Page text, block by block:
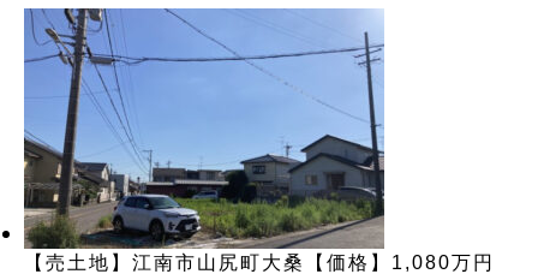
【売土地】江南市山尻町大桑【価格】1,080万円